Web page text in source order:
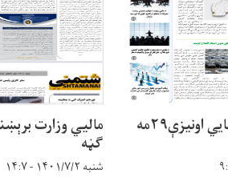
مالیي وزارت برېښنایي اونیزې۲۹مه
ګڼه
شنبه ۱۴۰۱/۷/۲ - ۱۴:۷